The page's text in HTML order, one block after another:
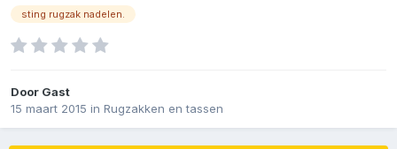
sting rugzak nadelen.
Door Gast
15 maart 2015 in Rugzakken en tassen